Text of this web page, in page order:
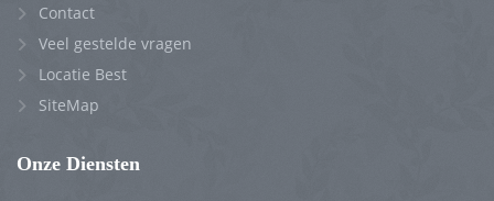
Contact
Veel gestelde vragen
Locatie Best
SiteMap
Onze Diensten